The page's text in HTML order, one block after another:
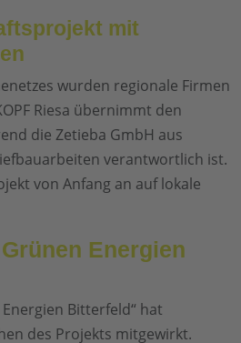
mit
wurden regionale Firmen
Riesa übernimmt den
die Zetieba GmbH aus
verantwortlich ist.
von Anfang an auf lokale
Energien
Bitterfeld“ hat
des Projekts mitgewirkt.